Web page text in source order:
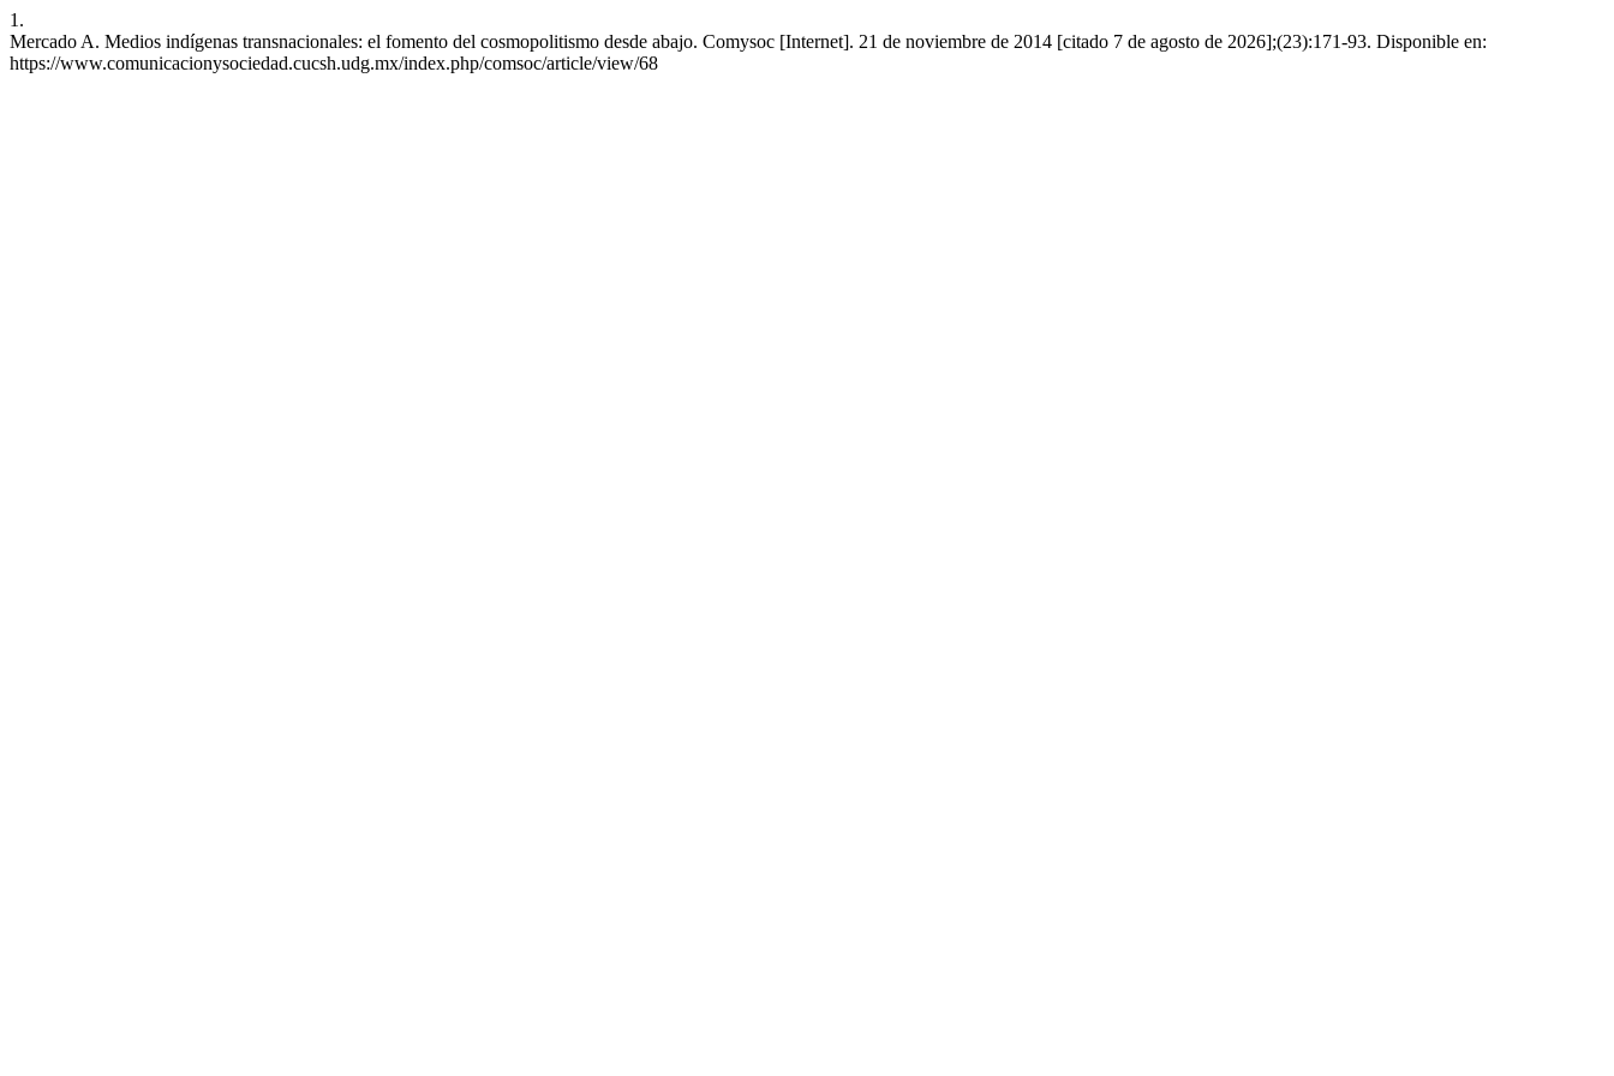
1.
Mercado A. Medios indígenas transnacionales: el fomento del cosmopolitismo desde abajo. Comysoc [Internet]. 21 de noviembre de 2014 [citado 7 de agosto de 2026];(23):171-93. Disponible en:
https://www.comunicacionysociedad.cucsh.udg.mx/index.php/comsoc/article/view/68